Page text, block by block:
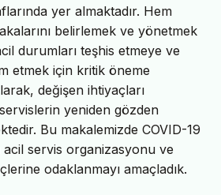
yer almaktadır. Hem
belirlemek ve yönetmek
durumları teşhis etmeye ve
etmek için kritik öneme
değişen ihtiyaçları
yeniden gözden
Bu makalemizde COVID-19
acil servis organizasyonu ve
odaklanmayı amaçladık.